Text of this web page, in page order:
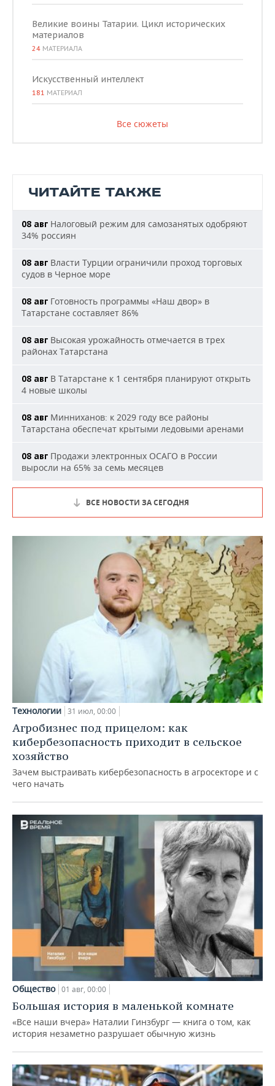
Великие воины Татарии. Цикл исторических
материалов
24 МАТЕРИАЛА
Искусственный интеллект
181 МАТЕРИАЛ
Все сюжеты
ЧИТАЙТЕ ТАКЖЕ
08 авг Налоговый режим для самозанятых одобряют
34% россиян
08 авг Власти Турции ограничили проход торговых
судов в Черное море
08 авг Готовность программы «Наш двор» в
Татарстане составляет 86%
08 авг Высокая урожайность отмечается в трех
районах Татарстана
08 авг В Татарстане к 1 сентября планируют открыть
4 новые школы
08 авг Минниханов: к 2029 году все районы
Татарстана обеспечат крытыми ледовыми аренами
08 авг Продажи электронных ОСАГО в России
выросли на 65% за семь месяцев
ВСЕ НОВОСТИ ЗА СЕГОДНЯ
Технологии 31 июл, 00:00
Агробизнес под прицелом: как
кибербезопасность приходит в сельское
хозяйство
Зачем выстраивать кибербезопасность в агросекторе и с
чего начать
Общество 01 авг, 00:00
Большая история в маленькой комнате
«Все наши вчера» Наталии Гинзбург — книга о том, как
история незаметно разрушает обычную жизнь